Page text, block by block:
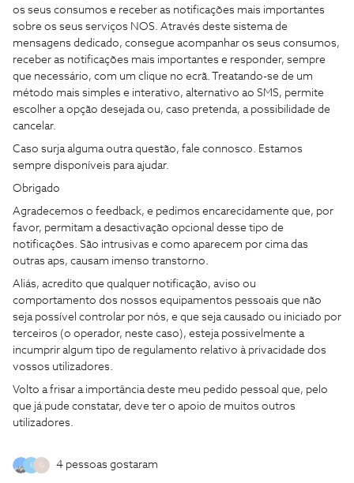
os seus consumos e receber as notificações mais importantes
sobre os seus serviços NOS. Através deste sistema de
mensagens dedicado, consegue acompanhar os seus consumos,
receber as notificações mais importantes e responder, sempre
que necessário, com um clique no ecrã. Treatando-se de um
método mais simples e interativo, alternativo ao SMS, permite
escolher a opção desejada ou, caso pretenda, a possibilidade de
cancelar.
Caso surja alguma outra questão, fale connosco. Estamos
sempre disponíveis para ajudar.
Obrigado
Agradecemos o feedback, e pedimos encarecidamente que, por
favor, permitam a desactivação opcional desse tipo de
notificações. São intrusivas e como aparecem por cima das
outras aps, causam imenso transtorno.
Aliás, acredito que qualquer notificação, aviso ou
comportamento dos nossos equipamentos pessoais que não
seja possível controlar por nós, e que seja causado ou iniciado por
terceiros (o operador, neste caso), esteja possivelmente a
incumprir algum tipo de regulamento relativo à privacidade dos
vossos utilizadores.
Volto a frisar a importância deste meu pedido pessoal que, pelo
que já pude constatar, deve ter o apoio de muitos outros
utilizadores.
E G 4 pessoas gostaram